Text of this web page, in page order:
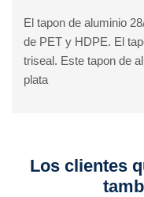
El tapon de aluminio
de PET y HDPE. El
triseal. Este tapon de
plata
Los clientes